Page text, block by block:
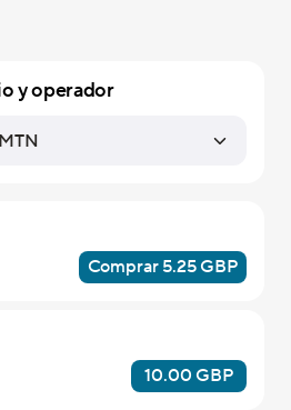
y operador
Comprar 5.25 GBP
10.00 GBP